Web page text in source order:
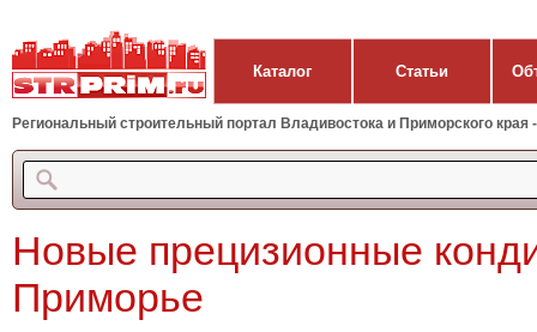
Каталог Статьи
Региональный строительный портал Владивостока и Приморского края
Новые прецизионные
Приморье